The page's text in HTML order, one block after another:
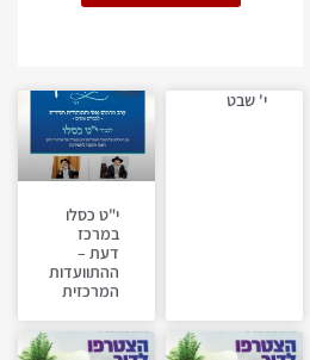
י' שבט
י"ט כסלו
במרכז
דעת –
ההתוועדות
המרכזית